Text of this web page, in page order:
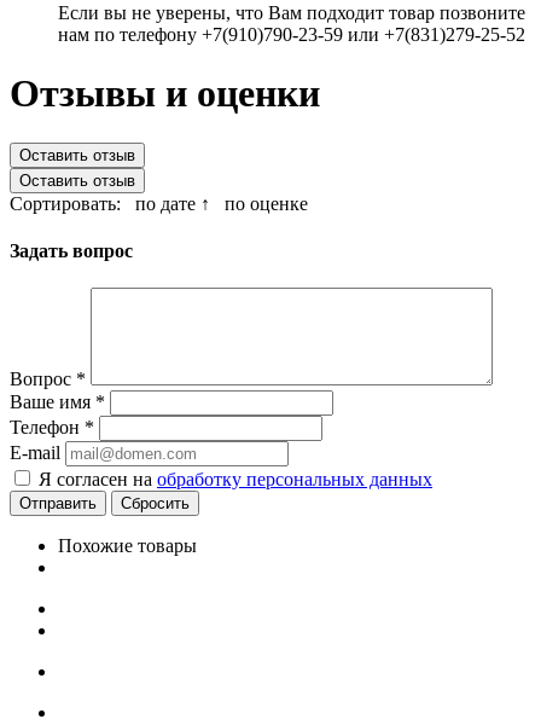
Если вы не уверены, что Вам подходит товар позвоните
нам по телефону +7(910)790-23-59 или +7(831)279-25-52
Отзывы и оценки
Оставить отзыв
Оставить отзыв
Сортировать: по дате ↑ по оценке
Задать вопрос
Вопрос *
Ваше имя *
Телефон *
E-mail
Я согласен на обработку персональных данных
Сбросить
Похожие товары